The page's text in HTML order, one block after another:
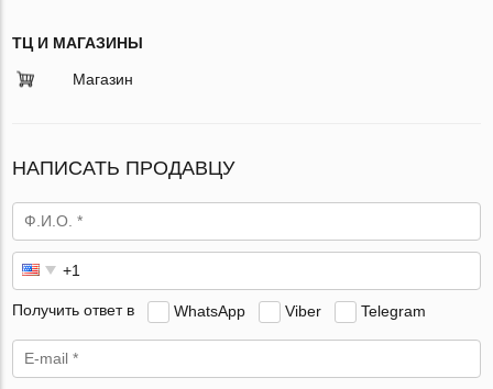
ТЦ И МАГАЗИНЫ
Магазин
НАПИСАТЬ ПРОДАВЦУ
Получить ответ в WhatsApp Viber Telegram